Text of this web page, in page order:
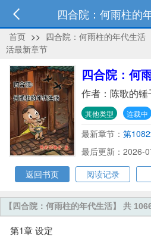
四合院：何雨柱的
首页 >> 四合院：何雨柱的年代生活
活最新章节
四合院：何
作者： 陈歌的锤
其他类型 连载中
最新章节： 第
最后更新：2026-
返回书页
阅读记录
【四合院：何雨柱的年代生活】 共
第1章 设定